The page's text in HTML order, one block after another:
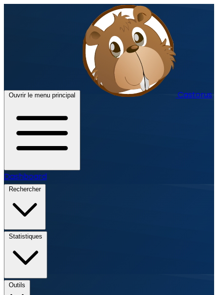
Ouvrir le menu principal Castorus
Dashboard
Rechercher
Statistiques
Outils